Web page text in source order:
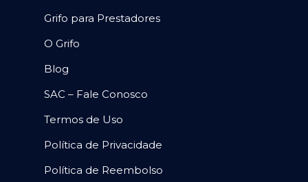
Grifo para Prestadores
O Grifo
Blog
SAC – Fale Conosco
Termos de Uso
Política de Privacidade
Política de Reembolso